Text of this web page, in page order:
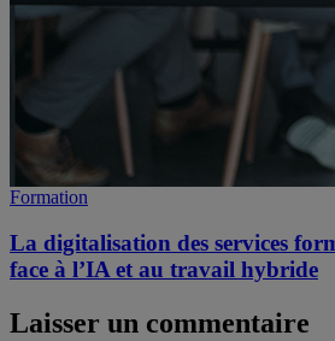
Formation
La digitalisation des services
face à l’IA et au travail hybride
Laisser un commentaire